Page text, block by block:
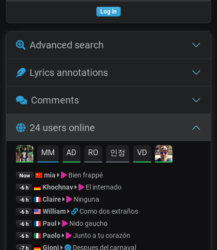
Log in
Advanced search
Lyrics annotations
Comments
24 users online
MM AD RO 인정 VD
Now mia Bien frappé
-6 h Khochnav El internado
-6 h Claire Ninguna
-6 h William Como dos extraños
-6 h Paul Nido gaucho
-6 h Paolo Junto a tu corazón
-7 h Gjoni Despues del carnaval